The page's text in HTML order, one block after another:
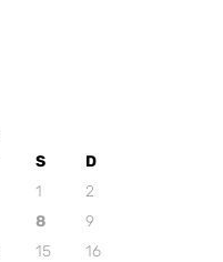
S
D
1
2
8
9
15
16